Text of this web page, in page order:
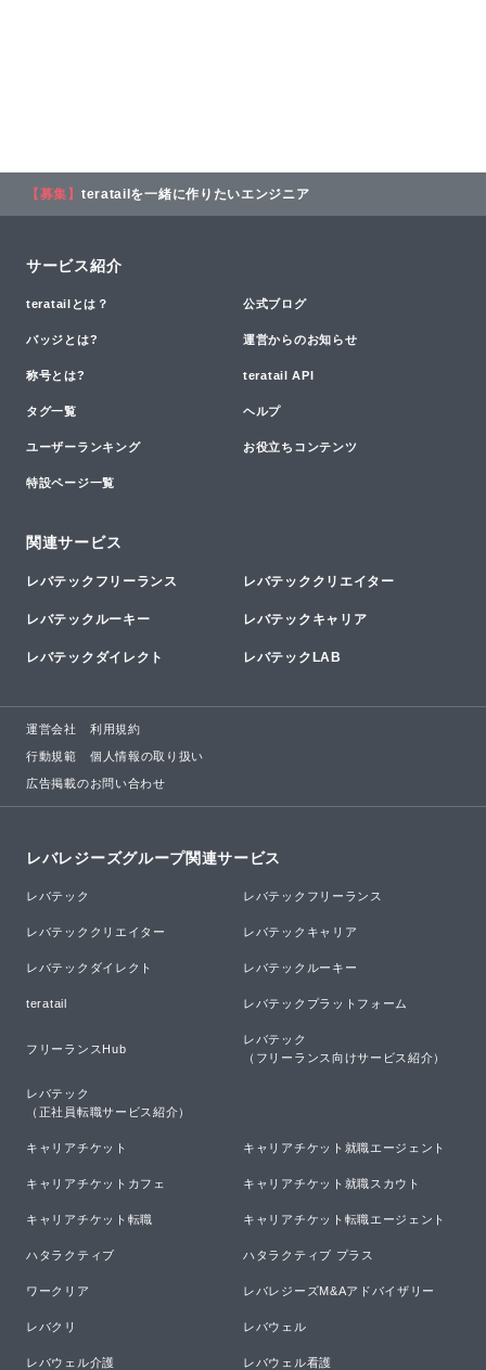
【募集】 teratailを一緒に作りたいエンジニア
サービス紹介
teratailとは？ 公式ブログ
バッジとは? 運営からのお知らせ
称号とは? teratail API
タグ一覧 ヘルプ
ユーザーランキング お役立ちコンテンツ
特設ページ一覧
関連サービス
レバテックフリーランス レバテッククリエイター
レバテックルーキー レバテックキャリア
レバテックダイレクト レバテックLAB
運営会社 利用規約
行動規範 個人情報の取り扱い
広告掲載のお問い合わせ
レバレジーズグループ関連サービス
レバテック レバテックフリーランス
レバテッククリエイター レバテックキャリア
レバテックダイレクト レバテックルーキー
teratail レバテックプラットフォーム
フリーランスHub
レバテック
（フリーランス向けサービス紹介）
レバテック
（正社員転職サービス紹介）
キャリアチケット キャリアチケット就職エージェント
キャリアチケットカフェ キャリアチケット就職スカウト
キャリアチケット転職 キャリアチケット転職エージェント
ハタラクティブ ハタラクティブ プラス
ワークリア レバレジーズM&Aアドバイザリー
レバクリ レバウェル
レバウェル介護 レバウェル看護